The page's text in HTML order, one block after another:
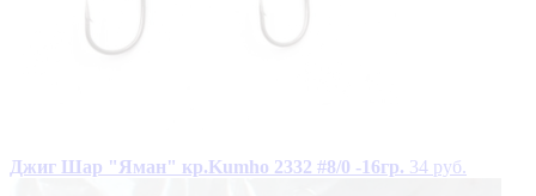
Джиг Шар "Яман" кр.Kumho 2332 #8/0 -16гр. 34 руб.